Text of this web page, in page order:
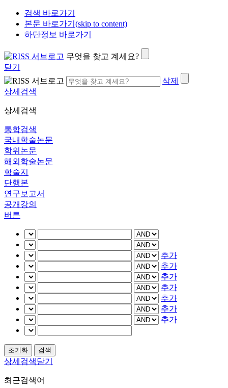
검색 바로가기
본문 바로가기(skip to content)
하단정보 바로가기
무엇을 찾고 계세요?
닫기
삭제
상세검색
상세검색
통합검색
국내학술논문
학위논문
해외학술논문
학술지
단행본
연구보고서
공개강의
버튼
추가
추가
추가
추가
추가
추가
추가
상세검색닫기
최근검색어